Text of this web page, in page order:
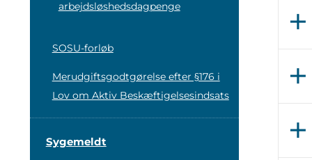
arbejdsløshedsdagpenge
SOSU-forløb
Merudgiftsgodtgørelse efter §176 i
Lov om Aktiv Beskæftigelsesindsats
Sygemeldt
add
add
add